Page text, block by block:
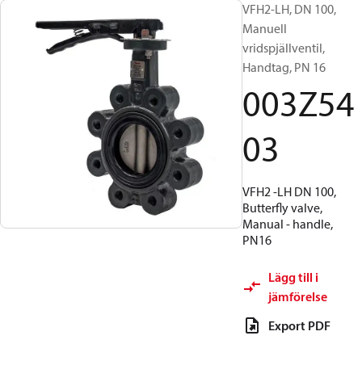
VFH2-LH, DN 100,
Manuell
vridspjällventil,
Handtag, PN 16
003Z54
03
VFH2 -LH DN 100,
Butterfly valve,
Manual - handle,
PN16
Lägg till i
jämförelse
Export PDF